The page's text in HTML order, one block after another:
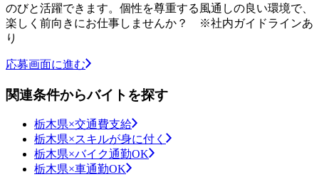
のびと活躍できます。個性を尊重する風通しの良い環境で、
楽しく前向きにお仕事しませんか？ ※社内ガイドラインあ
り
応募画面に進む
関連条件からバイトを探す
栃木県×交通費支給
栃木県×スキルが身に付く
栃木県×バイク通勤OK
栃木県×車通勤OK